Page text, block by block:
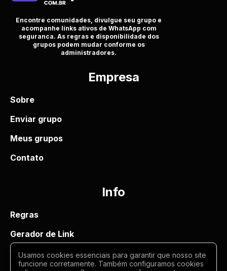
Encontre comunidades, divulgue seu grupo e
acompanhe links ativos de WhatsApp com
seguranca. As regras e disponibilidade dos
grupos podem mudar conforme os
administradores.
Empresa
Sobre
Enviar grupo
Meus grupos
Contato
Info
Regras
Gerador de Link
Termos de uso
Usamos cookies essenciais para garantir que nosso site
funcione corretamente. Também configuramos cookies